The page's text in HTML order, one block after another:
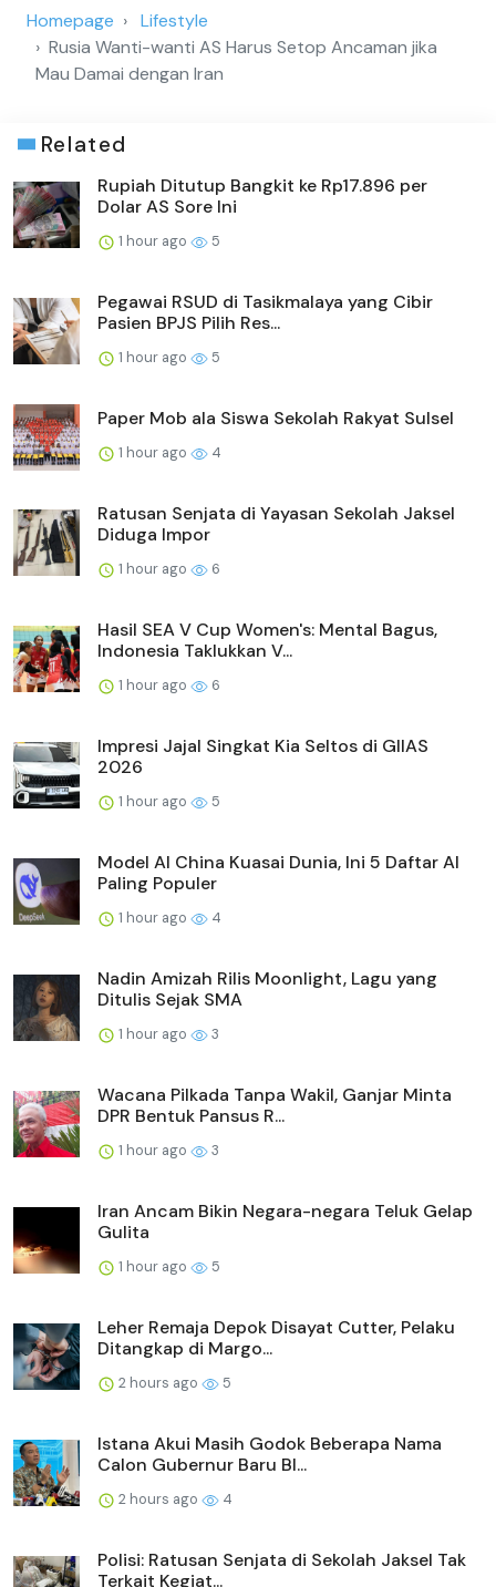
Homepage
Lifestyle
Rusia Wanti-wanti AS Harus Setop Ancaman jika
Mau Damai dengan Iran
Related
Rupiah Ditutup Bangkit ke Rp17.896 per
Dolar AS Sore Ini
1 hour ago 5
Pegawai RSUD di Tasikmalaya yang Cibir
Pasien BPJS Pilih Res...
1 hour ago 5
Paper Mob ala Siswa Sekolah Rakyat Sulsel
1 hour ago 4
Ratusan Senjata di Yayasan Sekolah Jaksel
Diduga Impor
1 hour ago 6
Hasil SEA V Cup Women's: Mental Bagus,
Indonesia Taklukkan V...
1 hour ago 6
Impresi Jajal Singkat Kia Seltos di GIIAS
2026
1 hour ago 5
Model AI China Kuasai Dunia, Ini 5 Daftar AI
Paling Populer
1 hour ago 4
Nadin Amizah Rilis Moonlight, Lagu yang
Ditulis Sejak SMA
1 hour ago 3
Wacana Pilkada Tanpa Wakil, Ganjar Minta
DPR Bentuk Pansus R...
1 hour ago 3
Iran Ancam Bikin Negara-negara Teluk Gelap
Gulita
1 hour ago 5
Leher Remaja Depok Disayat Cutter, Pelaku
Ditangkap di Margo...
2 hours ago 5
Istana Akui Masih Godok Beberapa Nama
Calon Gubernur Baru BI...
2 hours ago 4
Polisi: Ratusan Senjata di Sekolah Jaksel Tak
Terkait Kegiat...